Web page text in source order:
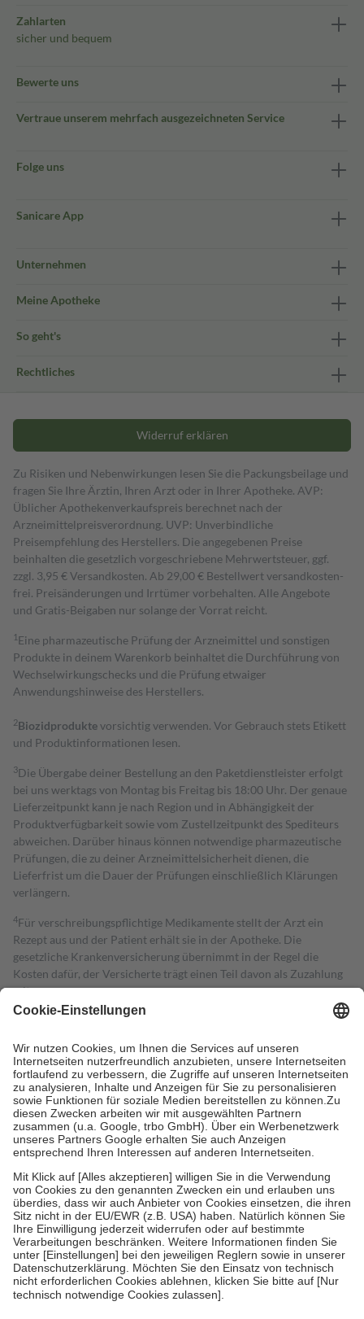
Zahlarten
sicher und bequem
Bewerte uns
Vertraue unserem mehrfach ausgezeichneten Service
Folge uns
Sanicare App
Unternehmen
Meine Apotheke
So geht's
Rechtliches
Widerruf erklären
Zu Risiken und Nebenwirkungen lesen Sie die Packungsbeilage und
fragen Sie Ihre Ärztin, Ihren Arzt oder in Ihrer Apotheke. AVP:
Üblicher Apothekenverkaufspreis berechnet nach der
Arzneimittelpreisverordnung. UVP: Unverbindliche
Preisempfehlung des Herstellers. Die angegebenen Preise
beinhalten die gesetzlich vorgeschriebene Mehrwertsteuer, ggf.
zzgl. 3,95 € Versandkosten. Ab 29,00 € Bestell­wert versand­kosten­
frei. Preisänderungen und Irrtümer vorbehalten. Alle Angebote
und Gratis-Beigaben nur solange der Vorrat reicht.
1 Eine pharmazeutische Prüfung der Arzneimittel und sonstigen
Produkte in deinem Warenkorb beinhaltet die Durchführung von
Wechselwirkungschecks und die Prüfung etwaiger
Anwendungshinweise des Herstellers.
2Biozidproduktevorsichtig verwenden. Vor Gebrauch stets Etikett
und Produktinformationen lesen.
3Die Übergabe deiner Bestellung an den Paketdienstleister erfolgt
bei uns werktags von Montag bis Freitag bis 18:00 Uhr. Der genaue
Lieferzeitpunkt kann je nach Region und in Abhängigkeit der
Produktverfügbarkeit sowie vom Zustellzeitpunkt des Spediteurs
abweichen. Darüber hinaus können notwendige pharmazeutische
Prüfungen, die zu deiner Arzneimittelsicherheit dienen, die
Lieferfrist um die Dauer der Prüfungen einschließlich Klärungen
verlängern.
4Für verschreibungspflichtige Medikamente stellt der Arzt ein
Rezept aus und der Patient erhält sie in der Apotheke. Die
gesetzliche Krankenversicherung übernimmt in der Regel die
Kosten dafür, der Versicherte trägt einen Teil davon als Zuzahlung
mit.
Grundsätzlich leisten Mitglieder Zuzahlungen in Höhe von zehn
höchstens zehn Euro.
Es sind jedoch nie mehr als die tatsächlichen
Kosten der Leistung zu entrichten.
Diese Regeln gelten grundsätzlich auch für Online-Apotheken.
Bei Heilmitteln und häuslicher Krankenpflege beträgt die
Zuzahlung zehn Prozent der Kosten sowie zehn Euro je
Verordnung.
Um das Engagement der Versicherten für ihre eigene Gesundheit zu
stärken und die besondere Stellung der Familie zu unterstützen,
fallenkeine Zuzahlungenan bei:
• Kindern und Jugendlichen bis zum vollendeten 18. Lebensjahr
mit Ausnahme der Fahrkosten
• Untersuchungen zur Vorsorge und Früherkennung, die von der
GKV getragen werden
• empfohlenen Schutzimpfungen
• Harn- und Blutteststreifen